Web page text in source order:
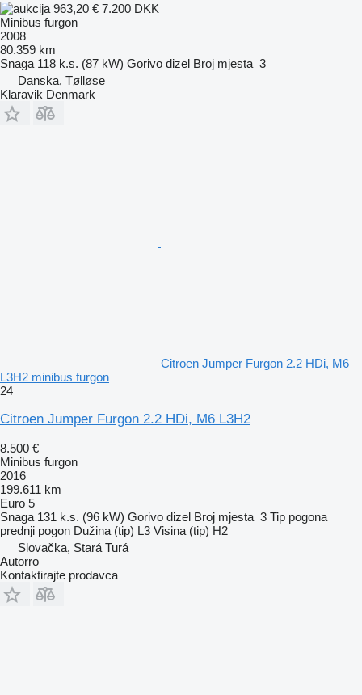
963,20 € 7.200 DKK
Minibus furgon
2008
80.359 km
Snaga 118 k.s. (87 kW) Gorivo dizel Broj mjesta 3
Danska, Tølløse
Klaravik Denmark
Citroen Jumper Furgon 2.2 HDi, M6
L3H2 minibus furgon
24
Citroen Jumper Furgon 2.2 HDi, M6 L3H2
8.500 €
Minibus furgon
2016
199.611 km
Euro 5
Snaga 131 k.s. (96 kW) Gorivo dizel Broj mjesta 3 Tip pogona
prednji pogon Dužina (tip) L3 Visina (tip) H2
Slovačka, Stará Turá
Autorro
Kontaktirajte prodavca